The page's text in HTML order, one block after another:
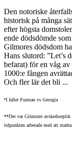
Den notoriske
historisk på många
efter högsta
ende dödsdömde
Gilmores dödsdom
Hans slutord: ”Let’s
befarat) för en våg
1000:e fången
Och fler lär det bli ...
*I fallet Furman vs Georgia
**Det var Gilmores avskedsreplik
tidpunkten arbetade med att